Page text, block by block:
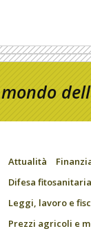
Attualità
Difesa fitosanitaria
Leggi, lavoro e
Prezzi agricoli e